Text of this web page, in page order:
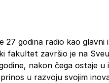
27 godina radio kao glavni
fakultet završio je na
nakon čega ostaje u
u razvoju svojim